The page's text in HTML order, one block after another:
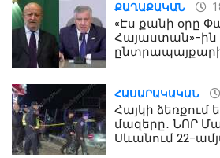
ՔԱՂԱՔԱԿԱՆ
«Էս քանի օրը
Հայաստան»-ին
ՀԱՍԱՐԱԿԱԿԱՆ
Հայկի ձեռքում
մազերը․ ՆՈՐ
Սևանում 22-